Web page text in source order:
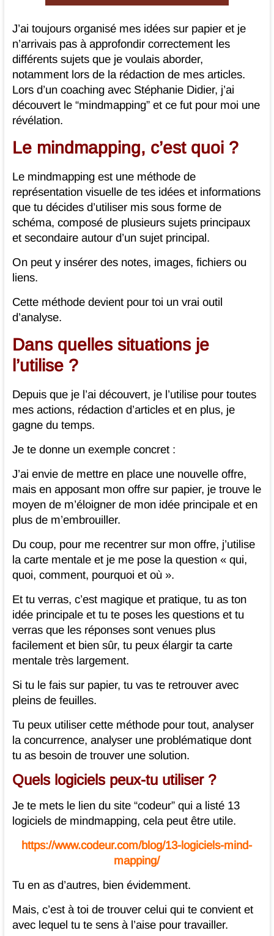
J’ai toujours organisé mes idées sur papier et je
n’arrivais pas à approfondir correctement les
différents sujets que je voulais aborder,
notamment lors de la rédaction de mes articles.
Lors d’un coaching avec Stéphanie Didier, j’ai
découvert le “mindmapping” et ce fut pour moi une
révélation.
Le mindmapping, c’est quoi ?
Le mindmapping est une méthode de
représentation visuelle de tes idées et informations
que tu décides d’utiliser mis sous forme de
schéma, composé de plusieurs sujets principaux
et secondaire autour d’un sujet principal.
On peut y insérer des notes, images, fichiers ou
liens.
Cette méthode devient pour toi un vrai outil
d’analyse.
Dans quelles situations je
l’utilise ?
Depuis que je l’ai découvert, je l’utilise pour toutes
mes actions, rédaction d’articles et en plus, je
gagne du temps.
Je te donne un exemple concret :
J’ai envie de mettre en place une nouvelle offre,
mais en apposant mon offre sur papier, je trouve le
moyen de m’éloigner de mon idée principale et en
plus de m’embrouiller.
Du coup, pour me recentrer sur mon offre, j’utilise
la carte mentale et je me pose la question « qui,
quoi, comment, pourquoi et où ».
Et tu verras, c’est magique et pratique, tu as ton
idée principale et tu te poses les questions et tu
verras que les réponses sont venues plus
facilement et bien sûr, tu peux élargir ta carte
mentale très largement.
Si tu le fais sur papier, tu vas te retrouver avec
pleins de feuilles.
Tu peux utiliser cette méthode pour tout, analyser
la concurrence, analyser une problématique dont
tu as besoin de trouver une solution.
Quels logiciels peux-tu utiliser ?
Je te mets le lien du site “codeur” qui a listé 13
logiciels de mindmapping, cela peut être utile.
https://www.codeur.com/blog/13-logiciels-mind-
mapping/
Tu en as d’autres, bien évidemment.
Mais, c’est à toi de trouver celui qui te convient et
avec lequel tu te sens à l’aise pour travailler.